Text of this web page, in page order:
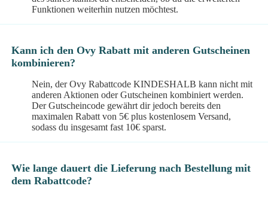
Funktionen weiterhin nutzen möchtest.
Kann ich den Ovy Rabatt mit anderen Gutscheinen
kombinieren?
Nein, der Ovy Rabattcode KINDESHALB kann nicht mit
anderen Aktionen oder Gutscheinen kombiniert werden.
Der Gutscheincode gewährt dir jedoch bereits den
maximalen Rabatt von 5€ plus kostenlosem Versand,
sodass du insgesamt fast 10€ sparst.
Wie lange dauert die Lieferung nach Bestellung mit
dem Rabattcode?